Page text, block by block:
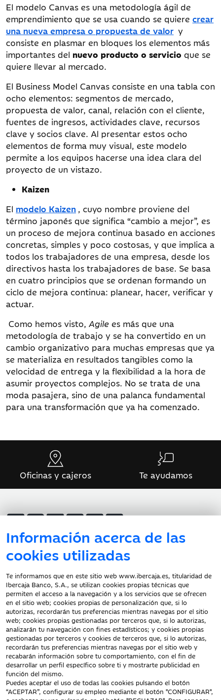
El modelo Canvas es una metodología ágil de
emprendimiento que se usa cuando se quiere crear
una nueva empresa o propuesta de valor y
consiste en plasmar en bloques los elementos más
importantes del nuevo producto o servicio que se
quiere llevar al mercado.
El Business Model Canvas consiste en una tabla con
ocho elementos: segmentos de mercado,
propuesta de valor, canal, relación con el cliente,
fuentes de ingresos, actividades clave, recursos
clave y socios clave. Al presentar estos ocho
elementos de forma muy visual, este modelo
permite a los equipos hacerse una idea clara del
proyecto de un vistazo.
Kaizen
El modelo Kaizen , cuyo nombre proviene del
término japonés que significa “cambio a mejor”, es
un proceso de mejora continua basado en acciones
concretas, simples y poco costosas, y que implica a
todos los trabajadores de una empresa, desde los
directivos hasta los trabajadores de base. Se basa
en cuatro principios que se ordenan formando un
ciclo de mejora continua: planear, hacer, verificar y
actuar.
Como hemos visto, Agile es más que una
metodología de trabajo y se ha convertido en un
cambio organizativo para muchas empresas que ya
se materializa en resultados tangibles como la
velocidad de entrega y la flexibilidad a la hora de
asumir proyectos complejos. No se trata de una
moda pasajera, sino de una palanca fundamental
para una transformación que ya ha comenzado.
Información acerca de las
cookies utilizadas
Te informamos que en este sitio web www.ibercaja.es, titularidad de
Ibercaja Banco, S.A., se utilizan cookies propias técnicas que
permiten el acceso a la navegación y a los servicios que se ofrecen
en el sitio web; cookies propias de personalización que, si lo
autorizas, recordarán tus preferencias mientras navegas por el sitio
web; cookies propias gestionadas por terceros que, si lo autorizas,
analizarán tu navegación con fines estadísticos; y cookies propias
gestionadas por terceros y cookies de terceros que, si lo autorizas,
recordarán tus preferencias mientras navegas por el sitio web y
recabarán información sobre tu comportamiento, con el fin de
desarrollar un perfil específico sobre ti y mostrarte publicidad en
función del mismo.
Puedes aceptar el uso de todas las cookies pulsando el botón
“ACEPTAR”, configurar su empleo mediante el botón "CONFIGURAR",
Oficinas y cajeros Te ayudamos
Atención al cliente
Documentación a clientes
Aviso Legal
Protección datos
personales
Tarifas y Cotizaciones
Tablón de Anuncios
Política de cookies
Declaración de
accesibilidad